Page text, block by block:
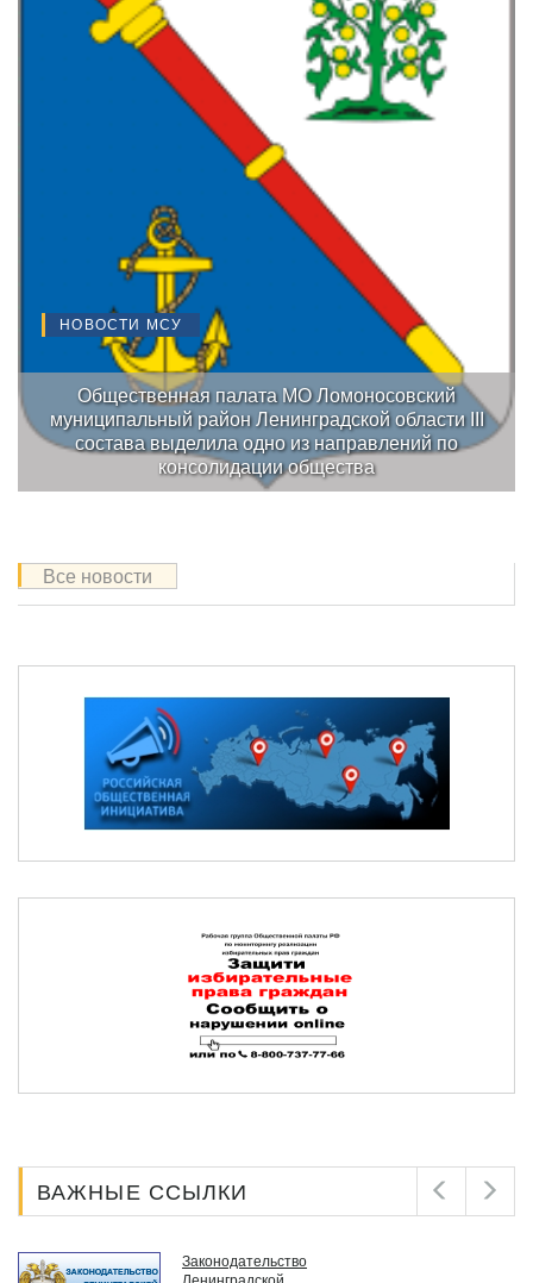
НОВОСТИ МСУ
Общественная палата МО Ломоносовский
муниципальный район Ленинградской области III
состава выделила одно из направлений по
консолидации общества
Все новости
ВАЖНЫЕ ССЫЛКИ
Законодательство